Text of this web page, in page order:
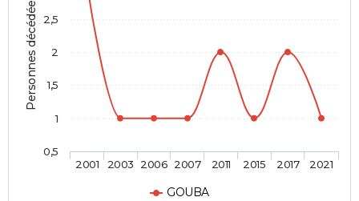
Personnes décédées
GOUBA
2001 2003 2006 2007 2011 2015 2017 2021
0,5
1
1,5
2
2,5